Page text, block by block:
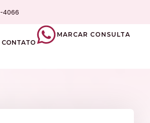
4066
CONTATO
MARCAR CONSULTA